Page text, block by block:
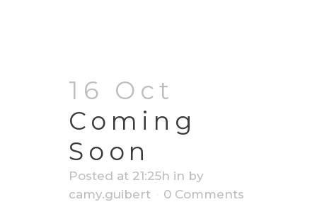
16 Oct
Coming
Soon
Posted at 21:25h in by
camy.guibert
0 Comments